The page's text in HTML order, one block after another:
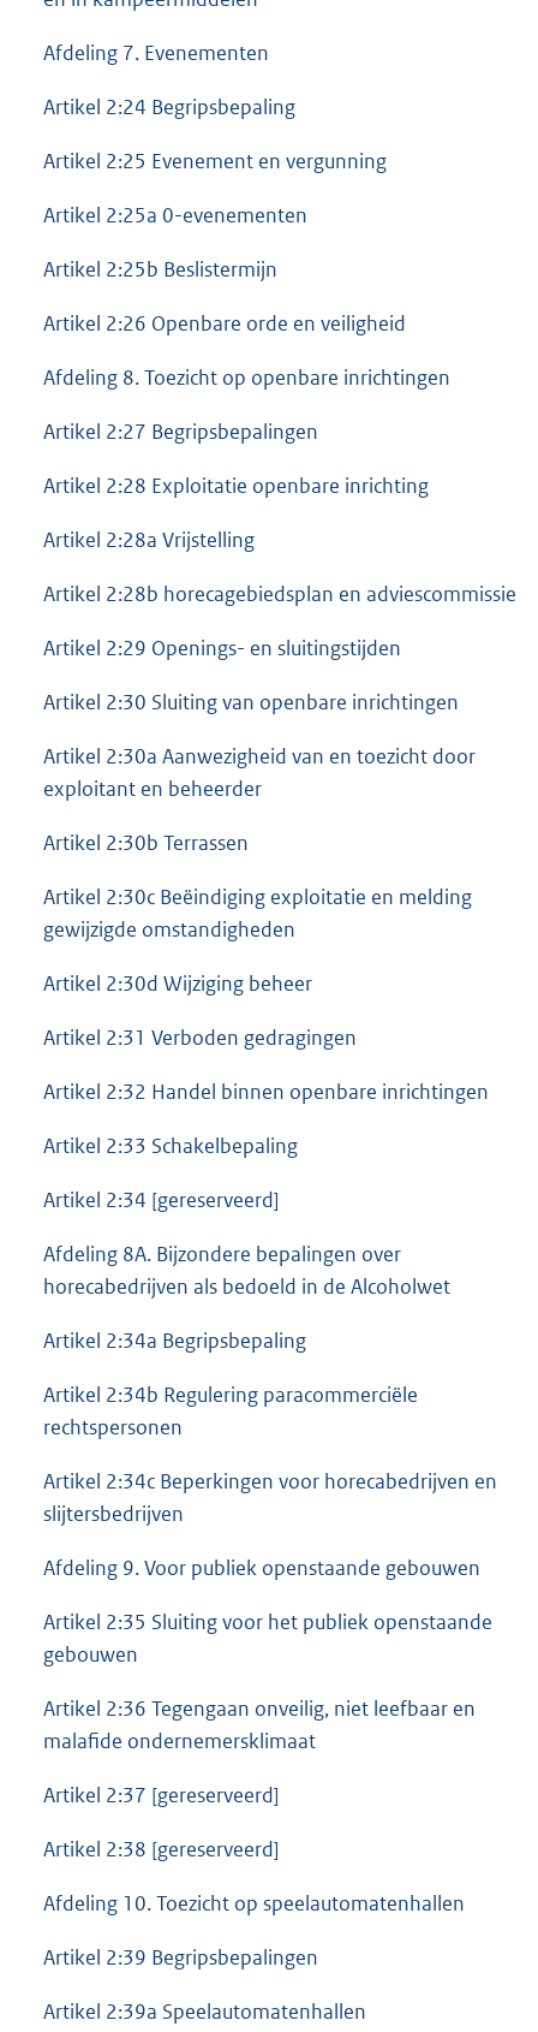
Afdeling 7. Evenementen
Artikel 2:24 Begripsbepaling
Artikel 2:25 Evenement en vergunning
Artikel 2:25a 0-evenementen
Artikel 2:25b Beslistermijn
Artikel 2:26 Openbare orde en veiligheid
Afdeling 8. Toezicht op openbare inrichtingen
Artikel 2:27 Begripsbepalingen
Artikel 2:28 Exploitatie openbare inrichting
Artikel 2:28a Vrijstelling
Artikel 2:28b horecagebiedsplan en adviescommissie
Artikel 2:29 Openings- en sluitingstijden
Artikel 2:30 Sluiting van openbare inrichtingen
Artikel 2:30a Aanwezigheid van en toezicht door
exploitant en beheerder
Artikel 2:30b Terrassen
Artikel 2:30c Beëindiging exploitatie en melding
gewijzigde omstandigheden
Artikel 2:30d Wijziging beheer
Artikel 2:31 Verboden gedragingen
Artikel 2:32 Handel binnen openbare inrichtingen
Artikel 2:33 Schakelbepaling
Artikel 2:34 [gereserveerd]
Afdeling 8A. Bijzondere bepalingen over
horecabedrijven als bedoeld in de Alcoholwet
Artikel 2:34a Begripsbepaling
Artikel 2:34b Regulering paracommerciële
rechtspersonen
Artikel 2:34c Beperkingen voor horecabedrijven en
slijtersbedrijven
Afdeling 9. Voor publiek openstaande gebouwen
Artikel 2:35 Sluiting voor het publiek openstaande
gebouwen
Artikel 2:36 Tegengaan onveilig, niet leefbaar en
malafide ondernemersklimaat
Artikel 2:37 [gereserveerd]
Artikel 2:38 [gereserveerd]
Afdeling 10. Toezicht op speelautomatenhallen
Artikel 2:39 Begripsbepalingen
Artikel 2:39a Speelautomatenhallen